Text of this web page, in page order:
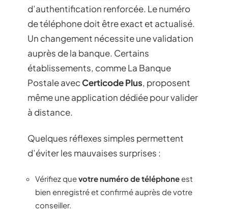
d’authentification renforcée. Le numéro
de téléphone doit être exact et actualisé.
Un changement nécessite une validation
auprès de la banque. Certains
établissements, comme La Banque
Postale avecCerticode Plus, proposent
même une application dédiée pour valider
à distance.
Quelques réflexes simples permettent
d’éviter les mauvaises surprises :
Vérifiez quevotre numéro de téléphoneest
bien enregistré et confirmé auprès de votre
conseiller.